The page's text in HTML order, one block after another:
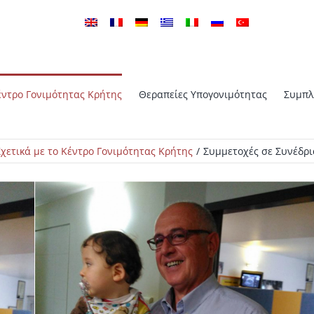
Γονιμότητας Κρήτης Θεραπείες Υπογονιμότητας
Γονιμοποίηση
ICSI – Μικροχειρουργική
Γονιμοποίηση με
Γενετική
PGS – Προεμφυτευτική
Εξέταση
Εκκόλαψη με τη
TESA – TESE ICSI
εμβρύων
Κρυοσυντήρηση σπέρματος –
Τράπεζα σπέρματος
με το Κέντρο Γονιμότητας Κρήτης Συμμετοχές σε